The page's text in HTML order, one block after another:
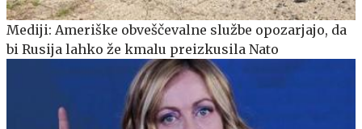
Mediji: Ameriške obveščevalne službe opozarjajo, da
bi Rusija lahko že kmalu preizkusila Nato